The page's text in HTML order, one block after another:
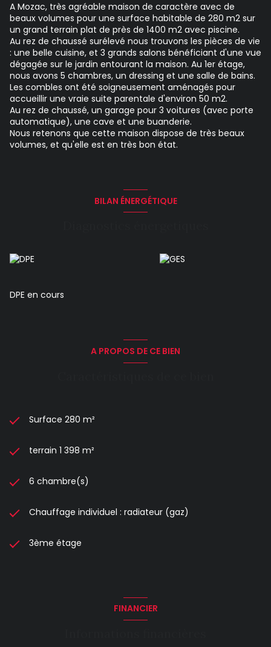
A Mozac, très agréable maison de caractère avec de
beaux volumes pour une surface habitable de 280 m2 sur
un grand terrain plat de près de 1400 m2 avec piscine.
Au rez de chaussé surélevé nous trouvons les pièces de vie
: une belle cuisine, et 3 grands salons bénéficiant d'une vue
dégagée sur le jardin entourant la maison. Au 1er étage,
nous avons 5 chambres, un dressing et une salle de bains.
Les combles ont été soigneusement aménagés pour
accueillir une vraie suite parentale d'environ 50 m2.
Au rez de chaussé, un garage pour 3 voitures (avec porte
automatique), une cave et une buanderie.
Nous retenons que cette maison dispose de très beaux
volumes, et qu'elle est en très bon état.
BILAN ÉNERGÉTIQUE
DPE en cours
A PROPOS DE CE BIEN
Surface 280 m²
terrain 1 398 m²
6 chambre(s)
Chauffage individuel : radiateur (gaz)
3ème étage
FINANCIER